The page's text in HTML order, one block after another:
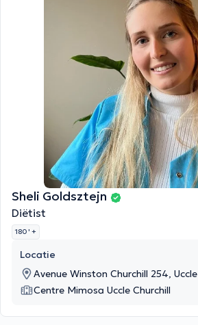
Sheli Goldsztejn
Diëtist
180 ' +
Locatie
Avenue Winston Churchill 254, Uccle
Centre Mimosa Uccle Churchill